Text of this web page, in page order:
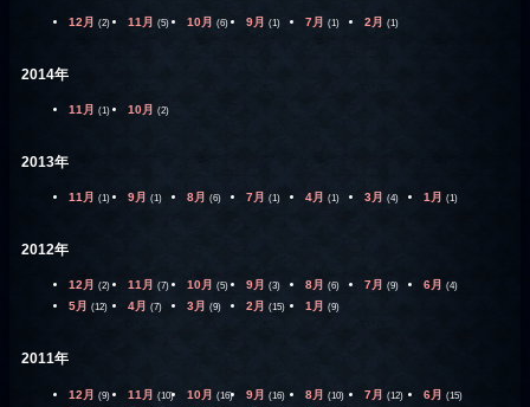
12月 (2) 11月 (5) 10月 (6) 9月 (1) 7月 (1) 2月 (1)
2014年
11月 (1) 10月 (2)
2013年
11月 (1) 9月 (1) 8月 (6) 7月 (1) 4月 (1) 3月 (4) 1月 (1)
2012年
12月 (2) 11月 (7) 10月 (5) 9月 (3) 8月 (6) 7月 (9) 6月 (4)
5月 (12) 4月 (7) 3月 (9) 2月 (15) 1月 (9)
2011年
12月 (9) 11月 (10) 10月 (16) 9月 (16) 8月 (10) 7月 (12) 6月 (15)